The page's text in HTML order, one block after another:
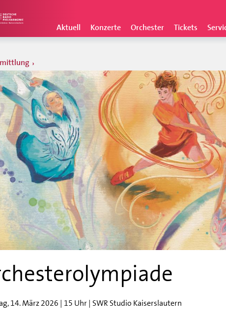
Aktuell Konzerte Orchester Tickets
14. März 2026 | 15 Uhr | SWR Studio Kaiserslautern